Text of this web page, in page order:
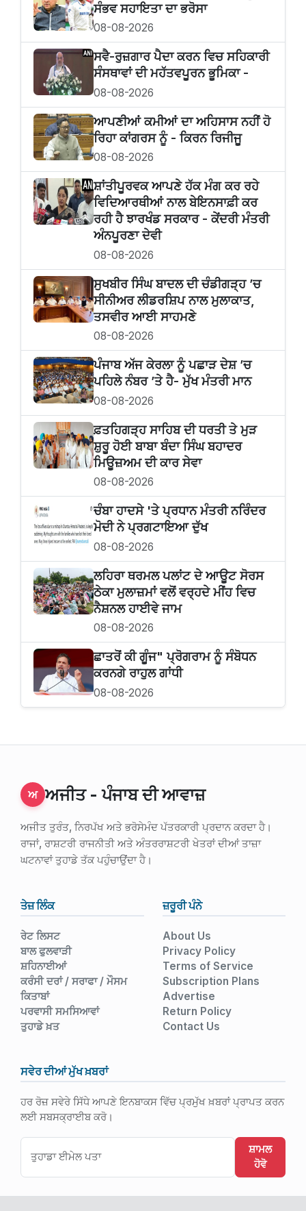
ਸੰਭਵ ਸਹਾਇਤਾ ਦਾ ਭਰੋਸਾ
08-08-2026
ਸਵੈ-ਰੁਜ਼ਗਾਰ ਪੈਦਾ ਕਰਨ ਵਿਚ ਸਹਿਕਾਰੀ
ਸੰਸਥਾਵਾਂ ਦੀ ਮਹੱਤਵਪੂਰਨ ਭੂਮਿਕਾ -
08-08-2026
ਆਪਣੀਆਂ ਕਮੀਆਂ ਦਾ ਅਹਿਸਾਸ ਨਹੀਂ ਹੋ
ਰਿਹਾ ਕਾਂਗਰਸ ਨੂੰ - ਕਿਰਨ ਰਿਜੀਜੂ
08-08-2026
ਸ਼ਾਂਤੀਪੂਰਵਕ ਆਪਣੇ ਹੱਕ ਮੰਗ ਕਰ ਰਹੇ
ਵਿਦਿਆਰਥੀਆਂ ਨਾਲ ਬੇਇਨਸਾਫ਼ੀ ਕਰ
ਰਹੀ ਹੈ ਝਾਰਖੰਡ ਸਰਕਾਰ - ਕੇਂਦਰੀ ਮੰਤਰੀ
ਅੰਨਪੂਰਣਾ ਦੇਵੀ
08-08-2026
ਸੁਖਬੀਰ ਸਿੰਘ ਬਾਦਲ ਦੀ ਚੰਡੀਗੜ੍ਹ ’ਚ
ਸੀਨੀਅਰ ਲੀਡਰਸ਼ਿਪ ਨਾਲ ਮੁਲਾਕਾਤ,
ਤਸਵੀਰ ਆਈ ਸਾਹਮਣੇ
08-08-2026
ਪੰਜਾਬ ਅੱਜ ਕੇਰਲਾ ਨੂੰ ਪਛਾੜ ਦੇਸ਼ ’ਚ
ਪਹਿਲੇ ਨੰਬਰ ’ਤੇ ਹੈ- ਮੁੱਖ ਮੰਤਰੀ ਮਾਨ
08-08-2026
ਫ਼ਤਹਿਗੜ੍ਹ ਸਾਹਿਬ ਦੀ ਧਰਤੀ ਤੇ ਮੁੜ
ਸ਼ੁਰੂ ਹੋਈ ਬਾਬਾ ਬੰਦਾ ਸਿੰਘ ਬਹਾਦਰ
ਮਿਊਜ਼ਅਮ ਦੀ ਕਾਰ ਸੇਵਾ
08-08-2026
ਚੰਬਾ ਹਾਦਸੇ 'ਤੇ ਪ੍ਰਧਾਨ ਮੰਤਰੀ ਨਰਿੰਦਰ
ਮੋਦੀ ਨੇ ਪ੍ਰਗਟਾਇਆ ਦੁੱਖ
08-08-2026
ਲਹਿਰਾ ਥਰਮਲ ਪਲਾਂਟ ਦੇ ਆਊਟ ਸੋਰਸ
ਠੇਕਾ ਮੁਲਾਜ਼ਮਾਂ ਵਲੋਂ ਵਰ੍ਹਦੇ ਮੀਂਹ ਵਿਚ
ਨੈਸ਼ਨਲ ਹਾਈਵੇ ਜਾਮ
08-08-2026
ਛਾਤਰੋਂ ਕੀ ਗੂੰਜ" ਪ੍ਰੋਗਰਾਮ ਨੂੰ ਸੰਬੋਧਨ
ਕਰਨਗੇ ਰਾਹੁਲ ਗਾਂਧੀ
08-08-2026
ਅ ਅਜੀਤ - ਪੰਜਾਬ ਦੀ ਆਵਾਜ਼
ਅਜੀਤ ਤੁਰੰਤ, ਨਿਰਪੱਖ ਅਤੇ ਭਰੋਸੇਮੰਦ ਪੱਤਰਕਾਰੀ ਪ੍ਰਦਾਨ ਕਰਦਾ ਹੈ।
ਰਾਜਾਂ, ਰਾਸ਼ਟਰੀ ਰਾਜਨੀਤੀ ਅਤੇ ਅੰਤਰਰਾਸ਼ਟਰੀ ਖੇਤਰਾਂ ਦੀਆਂ ਤਾਜ਼ਾ
ਘਟਨਾਵਾਂ ਤੁਹਾਡੇ ਤੱਕ ਪਹੁੰਚਾਉਂਦਾ ਹੈ।
ਤੇਜ਼ ਲਿੰਕ
ਰੇਟ ਲਿਸਟ
ਬਾਲ ਫੁਲਵਾੜੀ
ਸ਼ਹਿਨਾਈਆਂ
ਕਰੰਸੀ ਦਰਾਂ / ਸਰਾਫਾ / ਮੌਸਮ
ਕਿਤਾਬਾਂ
ਪਰਵਾਸੀ ਸਮਸਿਆਵਾਂ
ਤੁਹਾਡੇ ਖ਼ਤ
ਜ਼ਰੂਰੀ ਪੰਨੇ
About Us
Privacy Policy
Terms of Service
Subscription Plans
Advertise
Return Policy
Contact Us
ਸਵੇਰ ਦੀਆਂ ਮੁੱਖ ਖ਼ਬਰਾਂ
ਹਰ ਰੋਜ਼ ਸਵੇਰੇ ਸਿੱਧੇ ਆਪਣੇ ਇਨਬਾਕਸ ਵਿੱਚ ਪ੍ਰਮੁੱਖ ਖ਼ਬਰਾਂ ਪ੍ਰਾਪਤ ਕਰਨ
ਲਈ ਸਬਸਕ੍ਰਾਈਬ ਕਰੋ।
ਸ਼ਾਮਲ
ਹੋਵੋ